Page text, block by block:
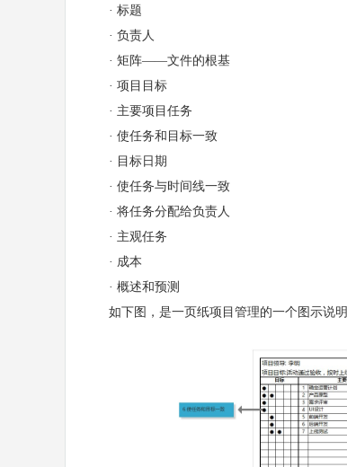
· 标题
· 负责人
· 矩阵——文件的根基
· 项目目标
· 主要项目任务
· 使任务和目标一致
· 目标日期
· 使任务与时间线一致
· 将任务分配给负责人
· 主观任务
· 成本
· 概述和预测
如下图，是一页纸项目管理的一个图示说明